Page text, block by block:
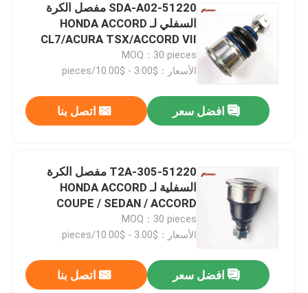
منتجات
معلومات عنا
جولة في المعمل
51220-SDA-A02 مفصل الكرة
السفلي لـ HONDA ACCORD
CL7/ACURA TSX/ACCORD VII
CM 2002-2008
MOQ：30 pieces
الأسعار：$3.00 - $10.00/pieces
افضل سعر اتصل بنا
51220-T2A-305 مفصل الكرة
السفلية لـ HONDA ACCORD
COUPE / SEDAN / ACCORD
HYBRID / ACURA TLX
MOQ：30 pieces
الأسعار：$3.00 - $10.00/pieces
افضل سعر اتصل بنا